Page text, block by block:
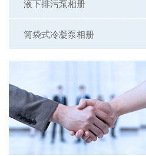
液下排污泵相册
筒袋式冷凝泵相册